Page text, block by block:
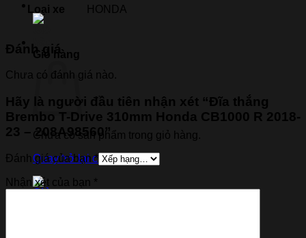
Giỏ hàng
Chưa có sản phẩm trong giỏ hàng.
Quay trở lại cửa hàng
Loại xe HONDA
Đánh giá
Chưa có đánh giá nào.
Hãy là người đầu tiên nhận xét “Đĩa thắng
Brembo T-Drive 310mm Honda CB1000 R 2018-
23 – 208A98560”
Đánh giá của bạn*
Nhận xét của bạn *